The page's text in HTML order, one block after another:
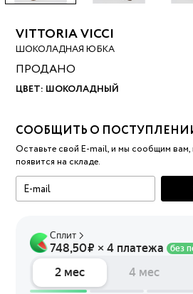
VITTORIA VICCI
ШОКОЛАДНАЯ ЮБКА
ПРОДАНО
ЦВЕТ: ШОКОЛАДНЫЙ
СООБЩИТЬ О
Оставьте свой E-mail, и мы сообщим вам,
появится на складе.